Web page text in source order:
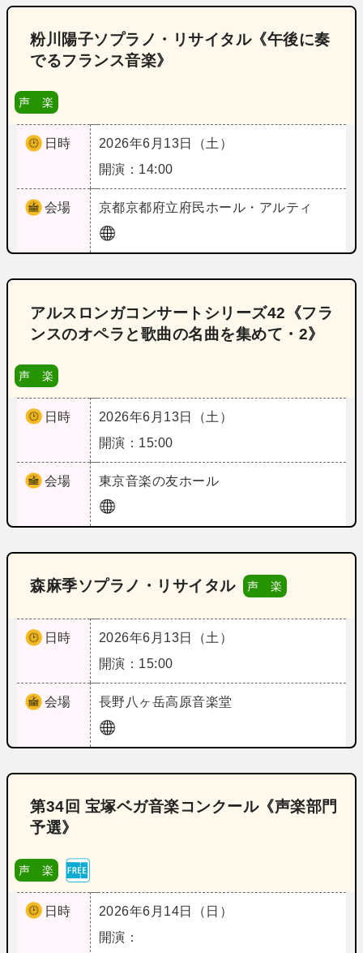
粉川陽子ソプラノ・リサイタル《午後に奏
でるフランス音楽》
声 楽
日時
2026年6月13日（土）
開演：14:00
会場 京都京都府立府民ホール・アルティ
アルスロンガコンサートシリーズ42《フラ
ンスのオペラと歌曲の名曲を集めて・2》
声 楽
日時
2026年6月13日（土）
開演：15:00
会場 東京音楽の友ホール
森麻季ソプラノ・リサイタル 声 楽
日時
2026年6月13日（土）
開演：15:00
会場 長野 八ヶ岳高原音楽堂
第34回 宝塚ベガ音楽コンクール《声楽部門
予選》
声 楽
日時
2026年6月14日（日）
開演：